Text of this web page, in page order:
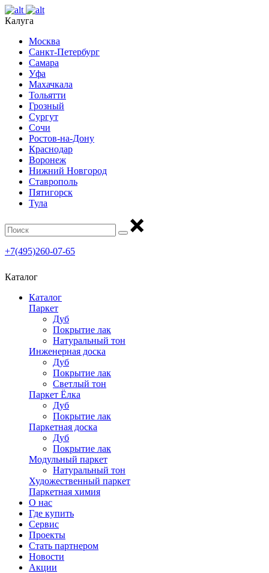
Калуга
Москва
Санкт-Петербург
Самара
Уфа
Махачкала
Тольятти
Грозный
Сургут
Сочи
Ростов-на-Дону
Краснодар
Воронеж
Нижний Новгород
Ставрополь
Пятигорск
Тула
+7(495)260-07-65
Каталог
Каталог
Паркет
Дуб
Покрытие лак
Натуральный тон
Инженерная доска
Дуб
Покрытие лак
Светлый тон
Паркет Ёлка
Дуб
Покрытие лак
Паркетная доска
Дуб
Покрытие лак
Модульный паркет
Натуральный тон
Художественный паркет
Паркетная химия
О нас
Где купить
Сервис
Проекты
Стать партнером
Новости
Акции